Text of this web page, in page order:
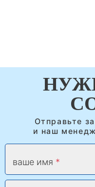
Отправьте
и наш
ваше имя